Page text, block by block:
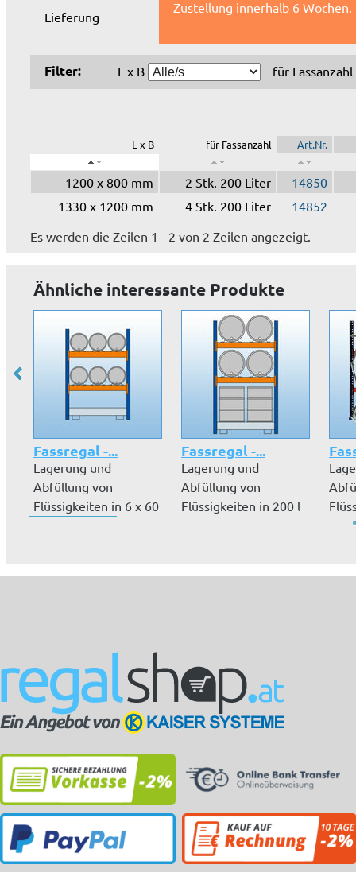
Lieferung
Zustellung innerhalb 6 Wochen.
Filter: L x B für Fassanzahl
L x B für Fassanzahl Art.Nr.
1200 x 800 mm 2 Stk. 200 Liter
14850
1330 x 1200 mm
4 Stk. 200 Liter
14852
Es werden die Zeilen 1 - 2 von 2 Zeilen angezeigt.
Ähnliche interessante Produkte
Fassregal -...
Lagerung und
Abfüllung von
Flüssigkeiten in 6 x 60
Fassregal -...
Lagerung und
Abfüllung von
Flüssigkeiten in 200 l